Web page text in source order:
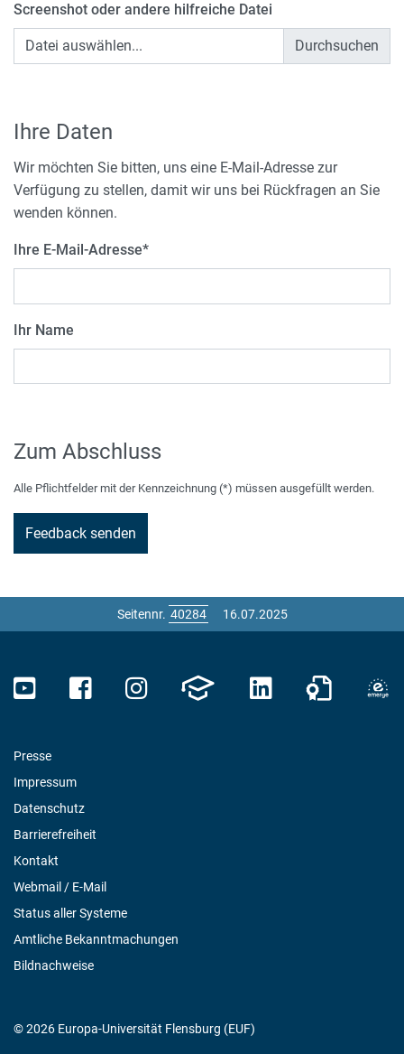
Screenshot oder andere hilfreiche Datei
Datei auswählen...
Ihre Daten
Wir möchten Sie bitten, uns eine E-Mail-Adresse zur
Verfügung zu stellen, damit wir uns bei Rückfragen an Sie
wenden können.
Ihre E-Mail-Adresse*
Ihr Name
Zum Abschluss
Alle Pflichtfelder mit der Kennzeichnung (*) müssen ausgefüllt werden.
Seitennr. 16.07.2025
Presse
Impressum
Datenschutz
Barrierefreiheit
Kontakt
Webmail / E-Mail
Status aller Systeme
Amtliche Bekanntmachungen
Bildnachweise
© 2026 Europa-Universität Flensburg (EUF)